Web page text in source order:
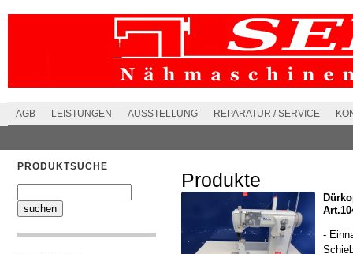
AGB LEISTUNGEN AUSSTELLUNG REPARATUR / SERVICE
PRODUKTSUCHE
Produkte
-